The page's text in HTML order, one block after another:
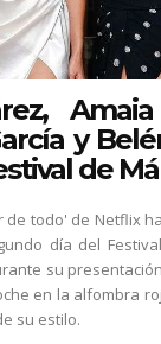
y
de
de todo' de Netflix
día del
su
en la alfombra
su estilo.